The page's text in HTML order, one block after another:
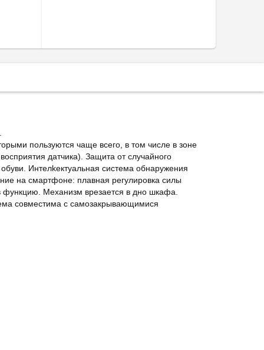
пользуются чаще всего, в том числе в зоне
датчика). Защита от случайного
Интелkектуальная система обнаружения
на смартфоне: плавная регулировка силы
функцию. Механизм врезается в дно шкафа.
совместима с самозакрывающимися